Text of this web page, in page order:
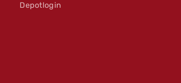
Depotlogin